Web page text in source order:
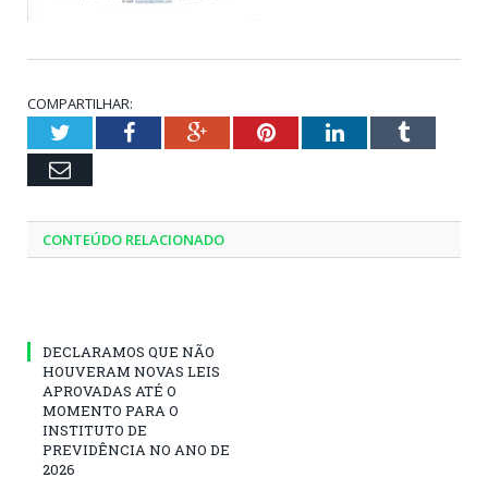
COMPARTILHAR:
TwitterFacebookGoogle+PinterestLinkedInTumblr
Email
CONTEÚDO RELACIONADO
DECLARAMOS QUE NÃO
HOUVERAM NOVAS LEIS
APROVADAS ATÉ O
MOMENTO PARA O
INSTITUTO DE
PREVIDÊNCIA NO ANO DE
2026